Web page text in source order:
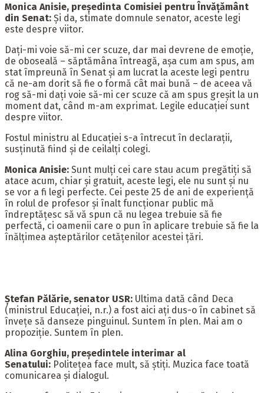
Monica Anisie, președinta Comisiei pentru Învățământ
din Senat: Și da, stimate domnule senator, aceste legi
este despre viitor.
Dați-mi voie să-mi cer scuze, dar mai devrene de emoție,
de oboseală – săptămâna întreagă, așa cum am spus, am
stat împreună în Senat și am lucrat la aceste legi pentru
că ne-am dorit să fie o formă cât mai bună – de aceea vă
rog să-mi dați voie să-mi cer scuze că am spus greșit la un
moment dat, când m-am exprimat. Legile educației sunt
despre viitor.
Fostul ministru al Educației s-a întrecut în declarații,
susținută fiind și de ceilalți colegi.
Monica Anisie: Sunt mulți cei care stau acum pregătiți să
atace acum, chiar și gratuit, aceste legi, ele nu sunt și nu
se vor a fi legi perfecte. Cei peste 25 de ani de experiență
în rolul de profesor și înalt funcționar public mă
îndreptățesc să vă spun că nu legea trebuie să fie
perfectă, ci oamenii care o pun în aplicare trebuie să fie la
înălțimea așteptărilor cetățenilor acestei țări.
Ștefan Pălărie, senator USR: Ultima dată când Deca
(ministrul Educației, n.r.) a fost aici ați dus-o în cabinet să
învețe să danseze pinguinul. Suntem în plen. Mai am o
propoziție. Suntem în plen.
Alina Gorghiu, președintele interimar al
Senatului: Politețea face mult, să știți. Muzica face toată
comunicarea și dialogul.